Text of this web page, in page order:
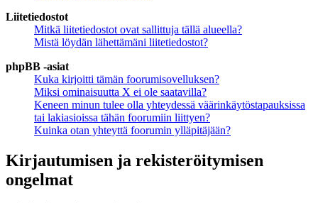
Liitetiedostot
Mitkä liitetiedostot ovat sallittuja tällä alueella?
Mistä löydän lähettämäni liitetiedostot?
phpBB -asiat
Kuka kirjoitti tämän foorumisovelluksen?
Miksi ominaisuutta X ei ole saatavilla?
Keneen minun tulee olla yhteydessä väärinkäytöstapauksissa
tai lakiasioissa tähän foorumiin liittyen?
Kuinka otan yhteyttä foorumin ylläpitäjään?
Kirjautumisen ja rekisteröitymisen
ongelmat